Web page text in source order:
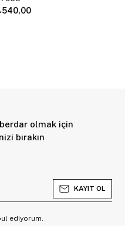
olmak için
bırakın
KAYIT OL
ediyorum.